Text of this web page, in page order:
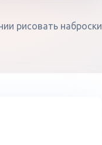
рисовать наброски